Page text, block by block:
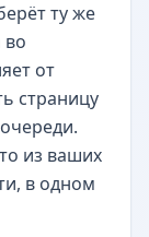
ту же
от
страницу
из ваших
в одном